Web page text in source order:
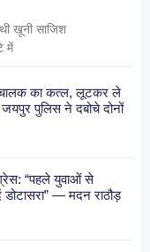
खूनी साजिश
में
का कत्ल, लूटकर ले
पुलिस ने दबोचे दोनों
“पहले युवाओं से
डोटासरा” — मदन राठौड़